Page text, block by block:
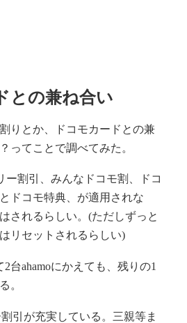
との兼ね合い
りとか、ドコモカードとの兼
ってことで調べてみた。
ー割引、みんなドコモ割、ドコ
ドコモ特典、が適用されな
されるらしい。(ただしずっと
リセットされるらしい)
台ahamoにかえても、残りの1
。
引が充実している。三親等ま